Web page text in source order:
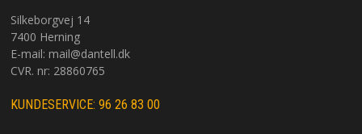
Silkeborgvej 14
7400 Herning
E-mail: mail@dantell.dk
CVR. nr: 28860765
KUNDESERVICE: 96 26 83 00